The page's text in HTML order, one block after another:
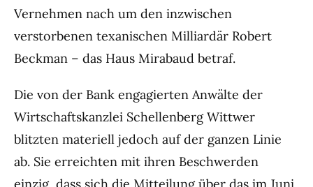
Vernehmen nach um den inzwischen
verstorbenen texanischen Milliardär Robert
Beckman – das Haus Mirabaud betraf.
Die von der Bank engagierten Anwälte der
Wirtschaftskanzlei Schellenberg Wittwer
blitzten materiell jedoch auf der ganzen Linie
ab. Sie erreichten mit ihren Beschwerden